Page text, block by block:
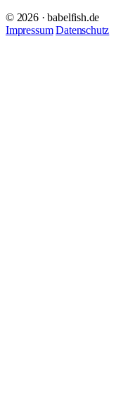
© 2026 · babelfish.de
Impressum Datenschutz